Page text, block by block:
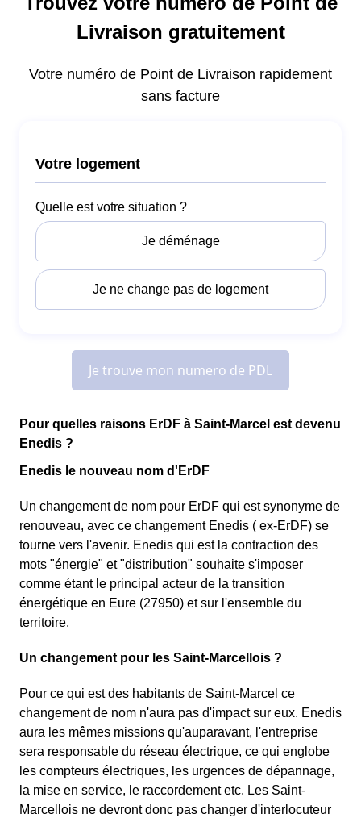
Pour quelles raisons ErDF à Saint-Marcel est devenu
Enedis ?
Enedis le nouveau nom d'ErDF
Un changement de nom pour ErDF qui est synonyme de
renouveau, avec ce changement Enedis ( ex-ErDF) se
tourne vers l'avenir. Enedis qui est la contraction des
mots "énergie" et "distribution" souhaite s'imposer
comme étant le principal acteur de la transition
énergétique en Eure (27950) et sur l'ensemble du
territoire.
Un changement pour les Saint-Marcellois ?
Pour ce qui est des habitants de Saint-Marcel ce
changement de nom n'aura pas d'impact sur eux. Enedis
aura les mêmes missions qu'auparavant, l'entreprise
sera responsable du réseau électrique, ce qui englobe
les compteurs électriques, les urgences de dépannage,
la mise en service, le raccordement etc. Les Saint-
Marcellois ne devront donc pas changer d'interlocuteur